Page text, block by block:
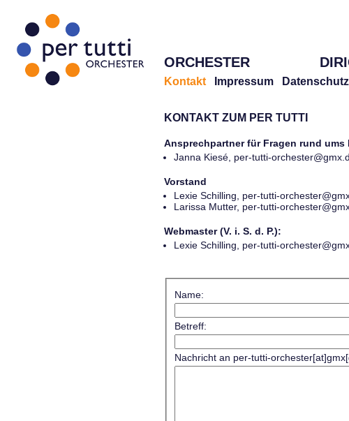
ORCHESTER
Kontakt Impressum Datenschutz
KONTAKT ZUM PER TUTTI
Ansprechpartner für Fragen rund
Janna Kiesé, per-tutti-
Vorstand
Lexie Schilling, per-tutti-
Larissa Mutter, per-tutti-
Webmaster (V. i. S. d. P.):
Lexie Schilling, per-tutti-
Name:
Betreff:
Nachricht an per-tutti-